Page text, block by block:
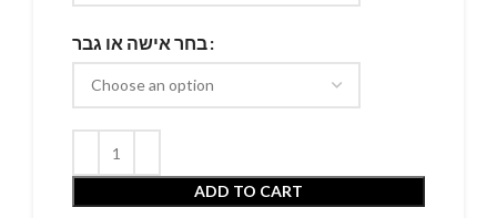
בחר אישה או גבר
ADD TO CART